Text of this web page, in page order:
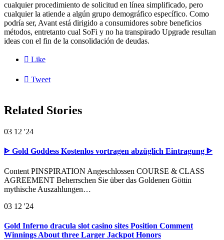
cualquier procedimiento de solicitud en línea simplificado, pero
cualquier la atiende a algún grupo demográfico específico. Como
podrí­a ser, Avant está dirigido a consumidores sobre beneficios
métodos, entretanto cual SoFi y no ha transpirado Upgrade resultan
ideas con el fin de la consolidación de deudas.
 Like
 Tweet
Related Stories
03 12 '24
ᐈ Gold Goddess Kostenlos vortragen abzüglich Eintragung ᐈ
Content PINSPIRATION Angeschlossen COURSE & CLASS
AGREEMENT Beherrschen Sie über das Goldenen Göttin
mythische Auszahlungen…
03 12 '24
Gold Inferno dracula slot casino sites Position Comment
Winnings About three Larger Jackpot Honors